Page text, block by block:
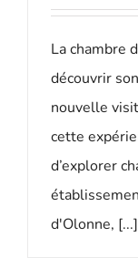
La chambre
découvrir
nouvelle
cette
d’explorer
d'Olonne, [...]